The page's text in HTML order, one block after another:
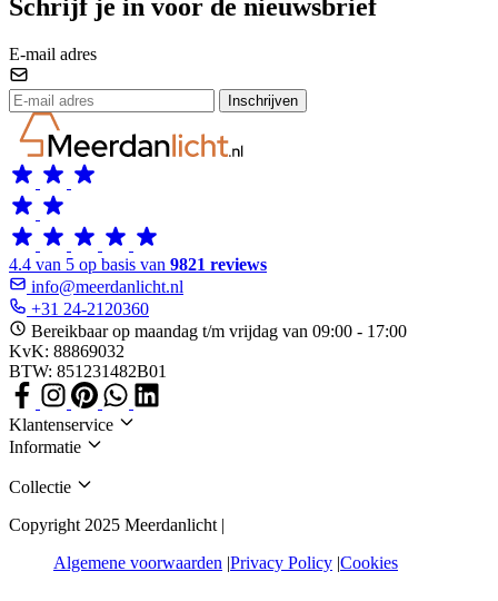
Schrijf je in voor de nieuwsbrief
E-mail adres
Inschrijven
4.4 van 5 op basis van 9821 reviews
info@meerdanlicht.nl
+31 24-2120360
Bereikbaar op maandag t/m vrijdag van 09:00 - 17:00
KvK: 88869032
BTW: 851231482B01
Klantenservice
Informatie
Collectie
Copyright 2025 Meerdanlicht |
Algemene voorwaarden Privacy Policy Cookies